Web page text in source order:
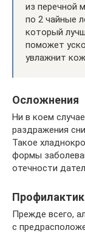
из перечной
по 2 чайные
который
поможет
увлажнит
Осложнения
Ни в коем
раздражения
Такое
формы
отечности
Прежде всего,
с